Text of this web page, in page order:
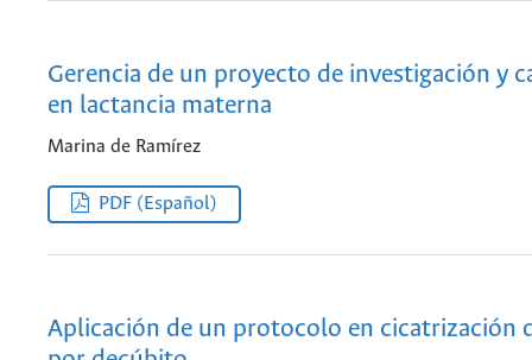
Gerencia de un proyecto de investigación y
en lactancia materna
Marina de Ramírez
PDF (Español)
Aplicación de un protocolo en cicatrización